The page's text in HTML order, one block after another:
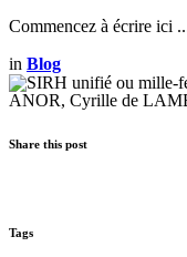
Commencez à écrire ici
in Blog
ANOR, Cyrille de
Share this post
Tags